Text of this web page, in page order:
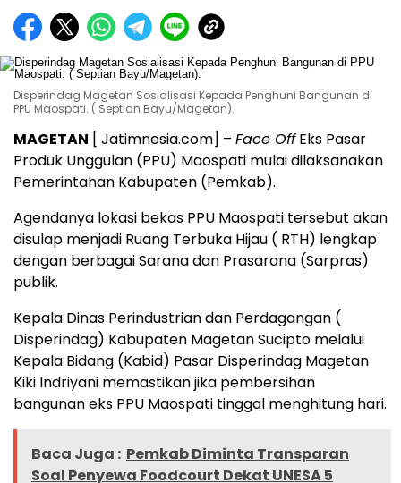
Disperindag Magetan Sosialisasi Kepada Penghuni Bangunan di
PPU Maospati. ( Septian Bayu/Magetan).
MAGETAN [ Jatimnesia.com] – Face OffEks Pasar
Produk Unggulan (PPU) Maospati mulai dilaksanakan
Pemerintahan Kabupaten (Pemkab).
Agendanya lokasi bekas PPU Maospati tersebut akan
disulap menjadi Ruang Terbuka Hijau ( RTH) lengkap
dengan berbagai Sarana dan Prasarana (Sarpras)
publik.
Kepala Dinas Perindustrian dan Perdagangan (
Disperindag) Kabupaten Magetan Sucipto melalui
Kepala Bidang (Kabid) Pasar Disperindag Magetan
Kiki Indriyani memastikan jika pembersihan
bangunan eks PPU Maospati tinggal menghitung hari.
Baca Juga : Pemkab Diminta Transparan
Soal Penyewa Foodcourt Dekat UNESA 5